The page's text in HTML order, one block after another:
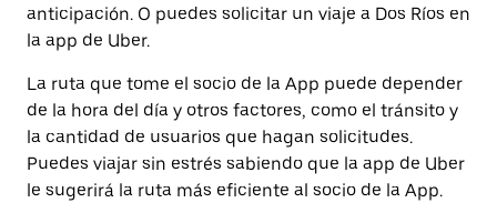
anticipación. O puedes solicitar un viaje a Dos Ríos en
la app de Uber.
La ruta que tome el socio de la App puede depender
de la hora del día y otros factores, como el tránsito y
la cantidad de usuarios que hagan solicitudes.
Puedes viajar sin estrés sabiendo que la app de Uber
le sugerirá la ruta más eficiente al socio de la App.